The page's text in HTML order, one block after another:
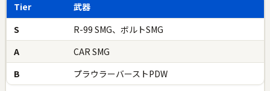
Tier
武器
S
R-99 SMG、ボルトSMG
A
CAR SMG
B
プラウラーバーストPDW